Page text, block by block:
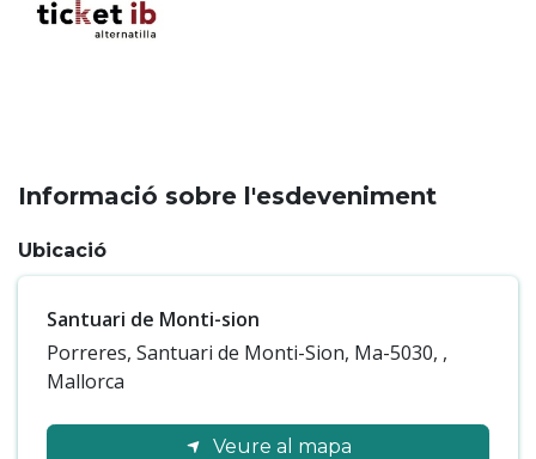
Informació sobre l'esdeveniment
Ubicació
Santuari de Monti-sion
Porreres, Santuari de Monti-Sion, Ma-5030, ,
Mallorca
Veure al mapa